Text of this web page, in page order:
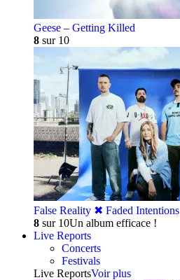
Geese – Getting Killed
8 sur 10
False Reality ✖︎ Faded Intentions
8 sur 10Un album efficace !
Live Reports
Concerts
Festivals
Live ReportsVoir plus